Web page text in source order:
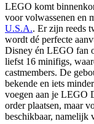
LEGO komt
voor volwassenen en
U.S.A.. Er zijn reeds
wordt dé perfecte
Disney én LEGO fan
liefst 16 minifigs,
castmembers. De
bekende en iets
voegen aan je LEGO
order plaatsen, maar
beschikbaar, namelijk